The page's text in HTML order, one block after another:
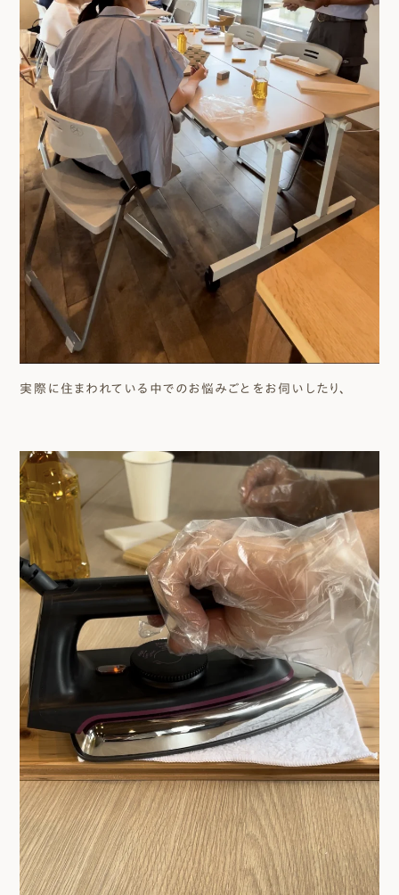
実際に住まわれている中でのお悩みごとをお伺いしたり、